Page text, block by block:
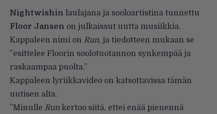
Nightwishin laulajana ja sooloartistina tunnettu
Floor Jansen on julkaissut uutta musiikkia.
Kappaleen nimi on Run, ja tiedotteen mukaan se
”esittelee Floorin soolotuotannon synkempää ja
raskaampaa puolta.”
Kappaleen lyriikkavideo on katsottavissa tämän
uutisen alta.
”Minulle Run kertoo siitä, ettei enää pienennä